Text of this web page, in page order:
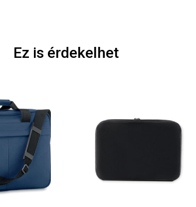
Ez is érdekelhet